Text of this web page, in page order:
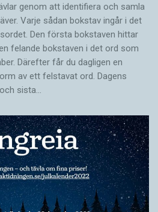
genom att identifiera och samla
Varje sådan bokstav ingår i det
Den första bokstaven hittar
felande bokstaven i det ord som
Därefter får du dagligen en
av ett felstavat ord. Dagens
sista…